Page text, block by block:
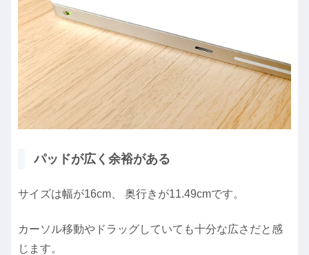
パッドが広く余裕がある
サイズは幅が16cm、 奥行きが11.49cmです。
カーソル移動やドラッグしていても十分な広さだと感
じます。